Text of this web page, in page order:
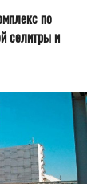
по
селитры и